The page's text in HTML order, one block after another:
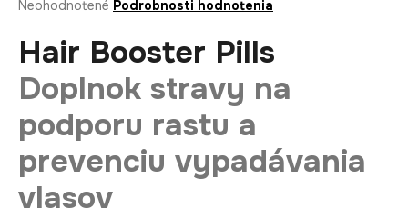
Priemerné
produktu
je
0,0
hviezdičiek.
Neohodnotené Podrobnosti hodnotenia
Hair Booster Pills
Doplnok stravy na
podporu rastu a
prevenciu vypadávania
vlasov
j
s
ť
?